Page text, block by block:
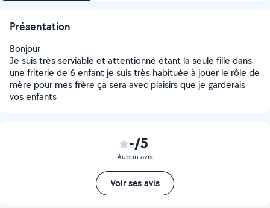
Présentation
Bonjour
Je suis très serviable et attentionné étant la seule fille dans
une friterie de 6 enfant je suis très habituée à jouer le rôle de
mère pour mes frère ça sera avec plaisirs que je garderais
vos enfants
-/5
Aucun avis
Voir ses avis